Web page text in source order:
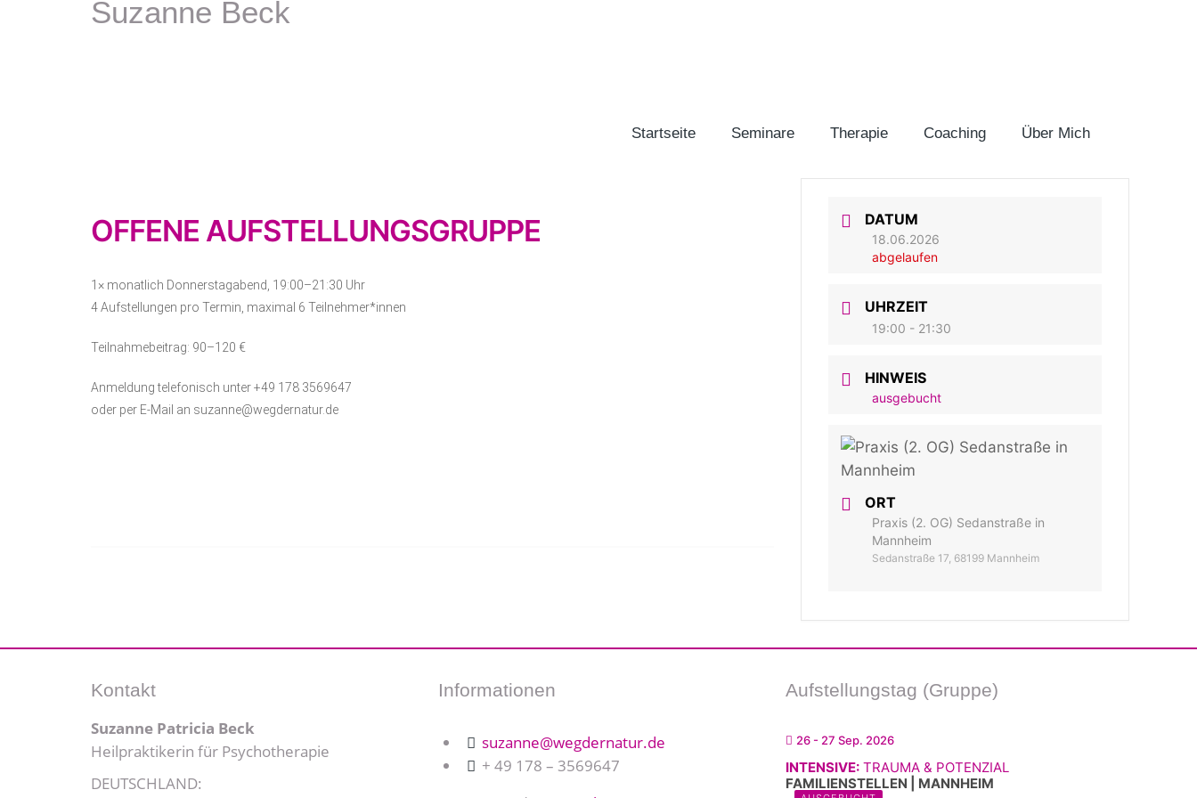
Suzanne Beck
Startseite Seminare Therapie Coaching Über Mich
OFFENE AUFSTELLUNGSGRUPPE
1× monatlich Donnerstagabend, 19:00–21:30 Uhr
4 Aufstellungen pro Termin, maximal 6 Teilnehmer*innen
Teilnahmebeitrag: 90–120 €
Anmeldung telefonisch unter +49 178 3569647
oder per E-Mail an suzanne@wegdernatur.de
DATUM
18.06.2026
abgelaufen
UHRZEIT
19:00 - 21:30
HINWEIS
ausgebucht
ORT
Praxis (2. OG) Sedanstraße in
Mannheim
Sedanstraße 17, 68199 Mannheim
Kontakt
Suzanne Patricia Beck
Heilpraktikerin für Psychotherapie
DEUTSCHLAND:
Informationen
suzanne@wegdernatur.de
+ 49 178 – 3569647
Aufstellungstag (Gruppe)
26 - 27 Sep. 2026
INTENSIVE: TRAUMA & POTENZIAL
FAMILIENSTELLEN | MANNHEIM